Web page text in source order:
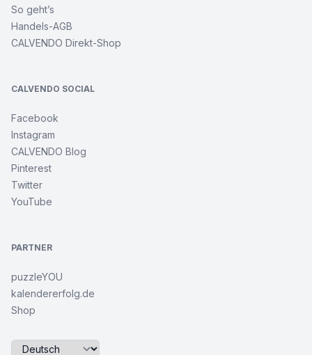
So geht’s
Handels-AGB
CALVENDO Direkt-Shop
CALVENDO SOCIAL
Facebook
Instagram
CALVENDO Blog
Pinterest
Twitter
YouTube
PARTNER
puzzleYOU
kalendererfolg.de
Shop